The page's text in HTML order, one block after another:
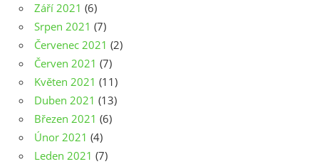
Září 2021 (6)
Srpen 2021 (7)
Červenec 2021 (2)
Červen 2021 (7)
Květen 2021 (11)
Duben 2021 (13)
Březen 2021 (6)
Únor 2021 (4)
Leden 2021 (7)